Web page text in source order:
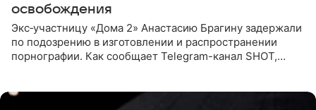
освобождения
Экс‑участницу «Дома 2» Анастасию Брагину задержали
по подозрению в изготовлении и распространении
порнографии. Как сообщает Telegram-канал SHOT,